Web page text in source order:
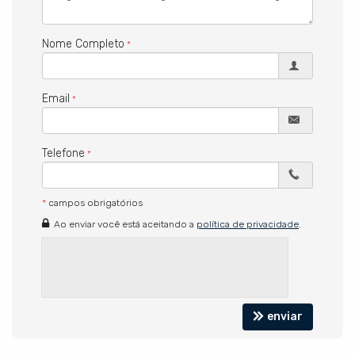
DIFERENCIAIS:
Propriedade com renda de temporada comprovada
Condomínio Pedro Grande com segurança e localização
EMPREENDIMENTO:
Nome Completo
Email
Telefone
* campos obrigatórios
Ao enviar você está aceitando a política de privacidade
enviar